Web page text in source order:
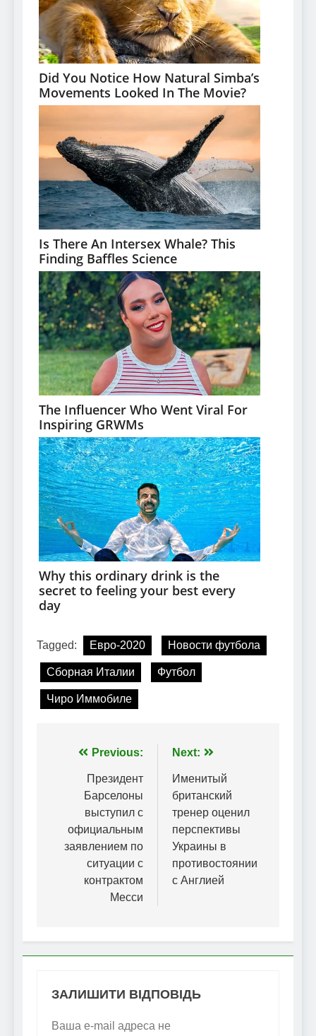
Tagged: Евро-2020 Новости футбола
Сборная Италии Футбол
Чиро Иммобиле
Навігація
записів
Previous:
Президент
Барселоны
выступил с
официальным
заявлением по
ситуации с
контрактом
Месси
Next:
Именитый
британский
тренер оценил
перспективы
Украины в
противостоянии
с Англией
ЗАЛИШИТИ ВІДПОВІДЬ
Ваша e-mail адреса не